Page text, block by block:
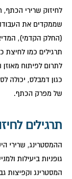
לחיזוק שרירי הכתף,
שממקדים את
(החלק הקדמי),
תרגילים כמו לחיצת
לתרום לפיתוח
כגון דמבלס, יכולה
של מפרק הכתף.
תרגילים
ההמסטרינג, שרירי
גופניות ביעילות
המסטרינג וקפיצות